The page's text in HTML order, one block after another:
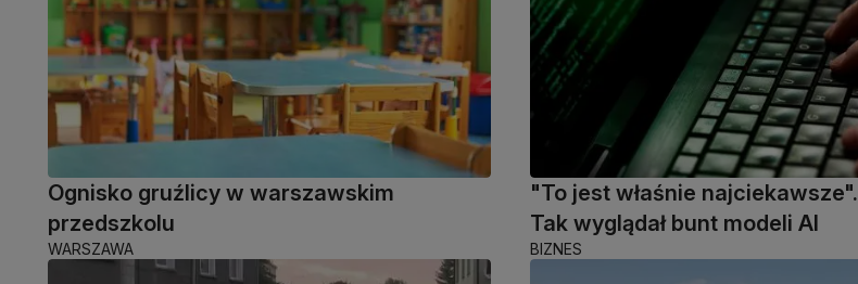
Ognisko gruźlicy w warszawskim
przedszkolu
WARSZAWA
"To jest właśnie najciekawsze".
Tak wyglądał bunt modeli AI
BIZNES